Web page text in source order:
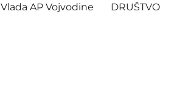
Vlada AP Vojvodine DRUŠTVO